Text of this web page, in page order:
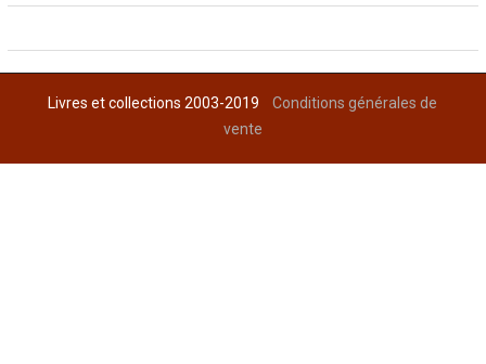
Livres et collections 2003-2019Conditions générales de
vente